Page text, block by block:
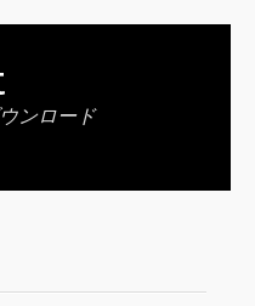
ンロード